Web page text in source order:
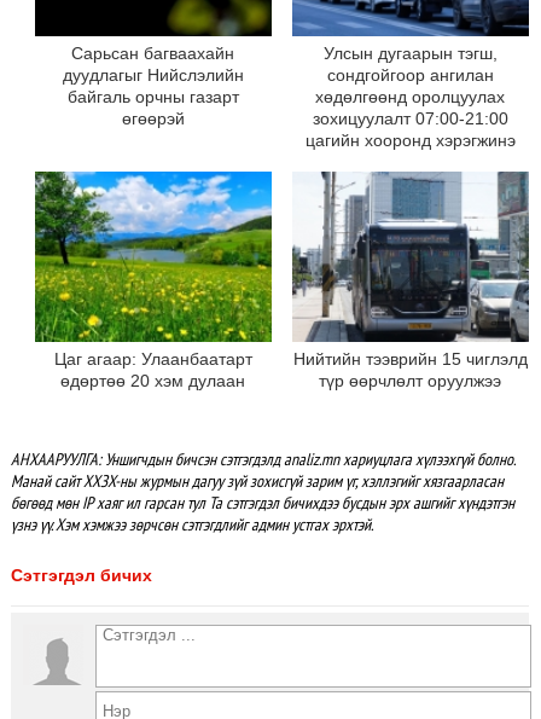
Сарьсан багваахайн
дуудлагыг Нийслэлийн
байгаль орчны газарт
өгөөрэй
Улсын дугаарын тэгш,
сондгойгоор ангилан
хөдөлгөөнд оролцуулах
зохицуулалт 07:00-21:00
цагийн хооронд хэрэгжинэ
Цаг агаар: Улаанбаатарт
өдөртөө 20 хэм дулаан
Нийтийн тээврийн 15 чиглэлд
түр өөрчлөлт оруулжээ
АНХААРУУЛГА: Уншигчдын бичсэн сэтгэгдэлд analiz.mn хариуцлага хүлээхгүй болно.
Манай сайт ХХЗХ-ны журмын дагуу зүй зохисгүй зарим үг, хэллэгийг хязгаарласан
бөгөөд мөн IP хаяг ил гарсан тул Та сэтгэгдэл бичихдээ бусдын эрх ашгийг хүндэтгэн
үзнэ үү. Хэм хэмжээ зөрчсөн сэтгэгдлийг админ устгах эрхтэй.
Сэтгэгдэл бичих